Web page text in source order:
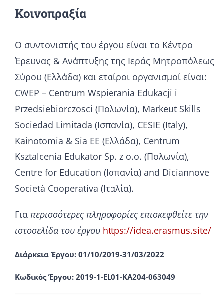
Κοινοπραξία
Ο συντονιστής του έργου είναι το Κέντρο
Έρευνας & Ανάπτυξης της Ιεράς Μητροπόλεως
Σύρου (Ελλάδα) και εταίροι οργανισμοί είναι:
CWEP – Centrum Wspierania Edukacji i
Przedsiebiorczosci (Πολωνία), Markeut Skills
Sociedad Limitada (Ισπανία), CESIE (Italy),
Kainotomia & Sia EE (Ελλάδα), Centrum
Ksztalcenia Edukator Sp. z o.o. (Πολωνία),
Centre for Education (Ισπανία) and Diciannove
Società Cooperativa (Ιταλία).
Για περισσότερες πληροφορίες επισκεφθείτε την
ιστοσελίδα του έργου https://idea.erasmus.site/
Διάρκεια Έργου: 01/10/2019-31/03/2022
Κωδικός Έργου: 2019-1-EL01-KA204-063049